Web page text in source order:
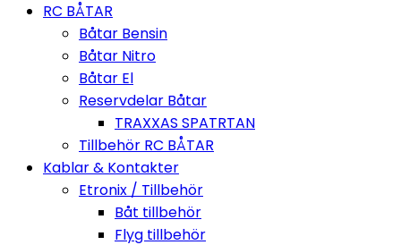
RC BÅTAR
Båtar Bensin
Båtar Nitro
Båtar El
Reservdelar Båtar
TRAXXAS SPATRTAN
Tillbehör RC BÅTAR
Kablar & Kontakter
Etronix / Tillbehör
Båt tillbehör
Flyg tillbehör